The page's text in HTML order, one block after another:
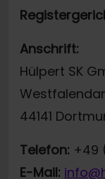
Anschrift:
Hülpert SK
44141
Telefon: +49
E-Mail: